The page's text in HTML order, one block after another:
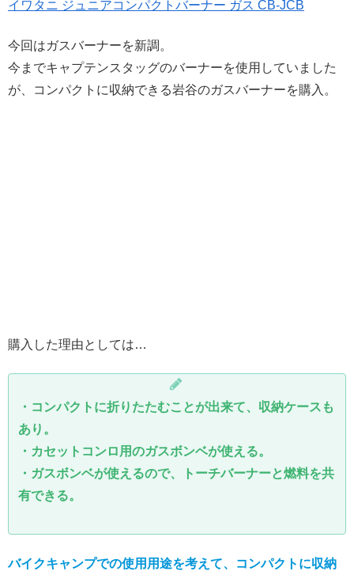
イワタニ ジュニアコンパクトバーナー ガス CB-JCB
今回はガスバーナーを新調。
今までキャプテンスタッグのバーナーを使用していました
が、コンパクトに収納できる岩谷のガスバーナーを購入。
購入した理由としては…
・コンパクトに折りたたむことが出来て、収納ケースも
あり。
・カセットコンロ用のガスボンベが使える。
・ガスボンベが使えるので、トーチバーナーと燃料を共
有できる。
バイクキャンプでの使用用途を考えて、コンパクトに収納